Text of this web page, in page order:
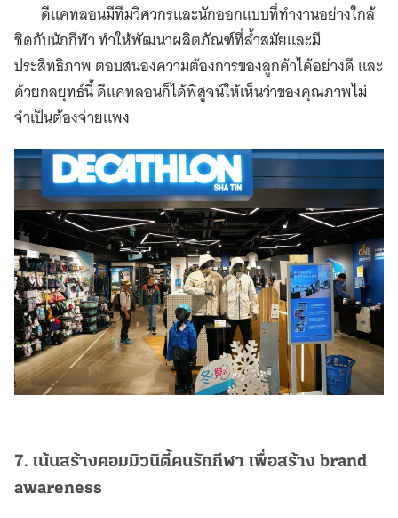
ดีแคทลอนมีทีมวิศวกรและนักออกแบบที่ทำงานอย่างใกล้
ชิดกับนักกีฬา ทำให้พัฒนาผลิตภัณฑ์ที่ล้ำสมัยและมี
ประสิทธิภาพ ตอบสนองความต้องการของลูกค้าได้อย่างดี และ
ด้วยกลยุทธ์นี้ ดีแคทลอนก็ได้พิสูจน์ให้เห็นว่าของคุณภาพไม่
จำเป็นต้องจ่ายแพง
7. เน้นสร้างคอมมิวนิตี้คนรักกีฬา เพื่อสร้าง brand
awareness